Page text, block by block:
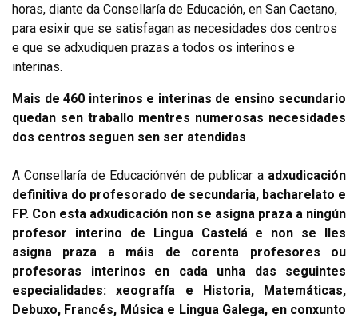
horas, diante da Consellaría de Educación, en San Caetano,
para esixir que se satisfagan as necesidades dos centros
e que se adxudiquen prazas a todos os interinos e
interinas.
Mais de 460 interinos e interinas de ensino secundario
quedan sen traballo mentres numerosas necesidades
dos centros seguen sen ser atendidas
A Consellaría de Educaciónvén de publicar a adxudicación
definitiva do profesorado de secundaria, bacharelato e
FP. Con esta adxudicación non se asigna praza a ningún
profesor interino de Lingua Castelá e non se lles
asigna praza a máis de corenta profesores ou
profesoras interinos en cada unha das seguintes
especialidades: xeografía e Historia, Matemáticas,
Debuxo, Francés, Música e Lingua Galega, en conxunto